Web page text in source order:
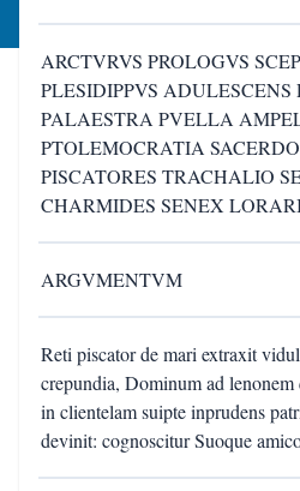
ARCTVRVS PROLOGVS
PLESIDIPPVS
PALAESTRA PVELLA
PTOLEMOCRATIA
PISCATORES TRACHALIO
CHARMIDES SENEX
ARGVMENTVM
Reti piscator de mari extraxit
crepundia, Dominum ad lenonem
in clientelam suipte inprudens
devinit: cognoscitur Suoque